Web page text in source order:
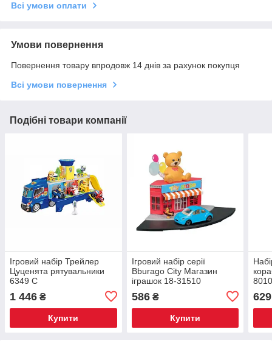
Всі умови оплати
Умови повернення
Повернення товару впродовж 14 днів за рахунок покупця
Всі умови повернення
Подібні товари компанії
Ігровий набір Трейлер
Цуценята рятувальники
6349 С
1 446 ₴
Купити
Ігровий набір серії
Bburago City Магазин
іграшок 18-31510
586₴
Купити
629